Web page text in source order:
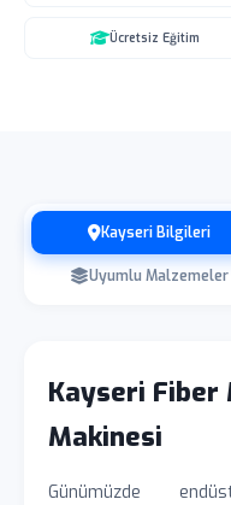
Ücretsiz Eğitim
Kayseri Bilgileri
Uyumlu Malzemeler
Kayseri Fiber
Makinesi
Günümüzde